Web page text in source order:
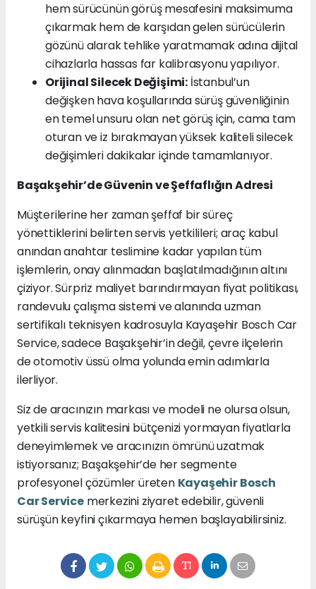
hem sürücünün görüş mesafesini maksimuma
çıkarmak hem de karşıdan gelen sürücülerin
gözünü alarak tehlike yaratmamak adına dijital
cihazlarla hassas far kalibrasyonu yapılıyor.
Orijinal Silecek Değişimi: İstanbul’un
değişken hava koşullarında sürüş güvenliğinin
en temel unsuru olan net görüş için, cama tam
oturan ve iz bırakmayan yüksek kaliteli silecek
değişimleri dakikalar içinde tamamlanıyor.
Başakşehir’de Güvenin ve Şeffaflığın Adresi
Müşterilerine her zaman şeffaf bir süreç
yönettiklerini belirten servis yetkilileri; araç kabul
anından anahtar teslimine kadar yapılan tüm
işlemlerin, onay alınmadan başlatılmadığının altını
çiziyor. Sürpriz maliyet barındırmayan fiyat politikası,
randevulu çalışma sistemi ve alanında uzman
sertifikalı teknisyen kadrosuyla Kayaşehir Bosch Car
Service, sadece Başakşehir’in değil, çevre ilçelerin
de otomotiv üssü olma yolunda emin adımlarla
ilerliyor.
Siz de aracınızın markası ve modeli ne olursa olsun,
yetkili servis kalitesini bütçenizi yormayan fiyatlarla
deneyimlemek ve aracınızın ömrünü uzatmak
istiyorsanız; Başakşehir’de her segmente
profesyonel çözümler üreten Kayaşehir Bosch
Car Servicemerkezini ziyaret edebilir, güvenli
sürüşün keyfini çıkarmaya hemen başlayabilirsiniz.